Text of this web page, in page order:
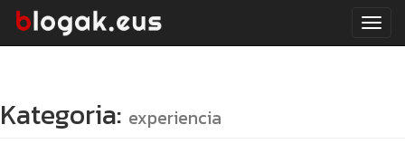
Kategoria: experiencia